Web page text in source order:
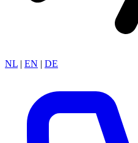
NL | EN | DE